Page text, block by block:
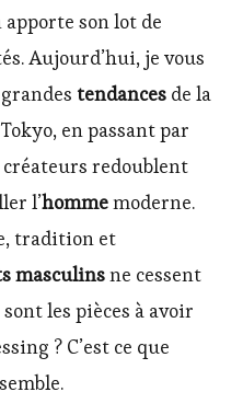
son lot de
Aujourd’hui, je vous
tendances de la
en passant par
créateurs redoublent
l’hommemoderne.
tradition et
masculinsne cessent
les pièces à avoir
? C’est ce que